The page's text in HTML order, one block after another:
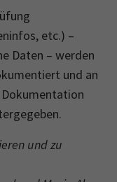
etc.) –
Daten – werden
und an
Dokumentation
und zu